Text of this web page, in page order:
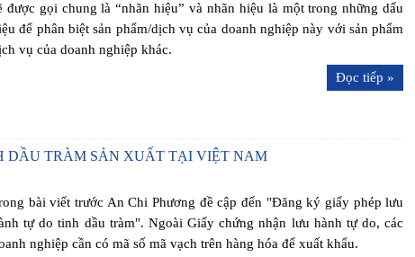
được gọi chung là “nhãn hiệu” và nhãn hiệu là một trong những dấu
để phân biệt sản phẩm/dịch vụ của doanh nghiệp này với sản phẩm
vụ của doanh nghiệp khác.
Đọc tiếp »
DẦU TRÀM SẢN XUẤT TẠI VIỆT NAM
bài viết trước An Chi Phương đề cập đến "Đăng ký giấy phép lưu
tự do tinh dầu tràm". Ngoài Giấy chứng nhận lưu hành tự do, các
nghiệp cần có mã số mã vạch trên hàng hóa để xuất khẩu.